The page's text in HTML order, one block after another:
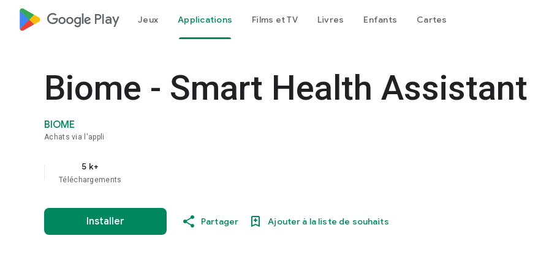
google_logo Play Jeux Applications Films et TV Livres Enfants Cartes
Biome - Smart Health Assistant
BIOME
Achats via l'appli
5 k+
Téléchargements
Installer Partager Ajouter à la liste de souhaits